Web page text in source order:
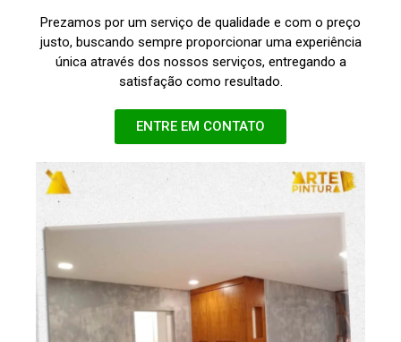
Prezamos por um serviço de qualidade e com o preço
justo, buscando sempre proporcionar uma experiência
única através dos nossos serviços, entregando a
satisfação como resultado.
ENTRE EM CONTATO